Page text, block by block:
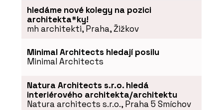
hledáme nové kolegy na pozici
architekta*ky!
mh architekti, Praha, Žižkov
Minimal Architects hledají posilu
Minimal Architects
Natura Architects s.r.o. hledá
interiérového architekta/architektu
Natura architects s.r.o., Praha 5 Smíchov